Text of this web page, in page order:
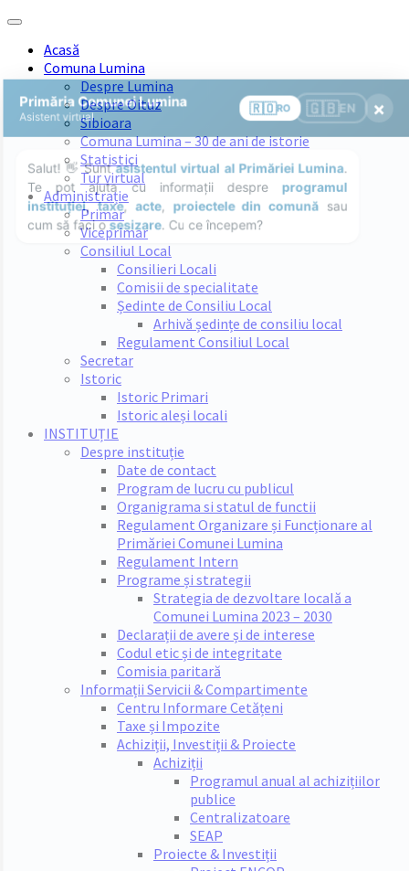
Skip
content
Skip
sidebar
Skip
right
sidebar
Skip
footerAcasă
Comuna Lumina
Despre Lumina
Despre Oituz
Sibioara
Comuna Lumina – 30 de ani de istorie
Statistici
Tur virtual
Administrație
Primar
Viceprimar
Consiliul Local
Consilieri Locali
Comisii de specialitate
Ședinte de Consiliu Local
Arhivă ședințe de consiliu local
Regulament Consiliul Local
Secretar
Istoric
Istoric Primari
Istoric aleși locali
INSTITUȚIE
Despre instituție
Date de contact
Program de lucru cu publicul
Organigrama si statul de functii
Regulament Organizare și Funcționare al
Primăriei Comunei Lumina
Regulament Intern
Programe și strategii
Strategia de dezvoltare locală a
Comunei Lumina 2023 – 2030
Declarații de avere și de interese
Codul etic și de integritate
Comisia paritară
Informații Servicii & Compartimente
Centru Informare Cetățeni
Taxe și Impozite
Achiziții, Investiții & Proiecte
Achiziții
Programul anual al achizițiilor
publice
Centralizatoare
SEAP
Proiecte & Investiții